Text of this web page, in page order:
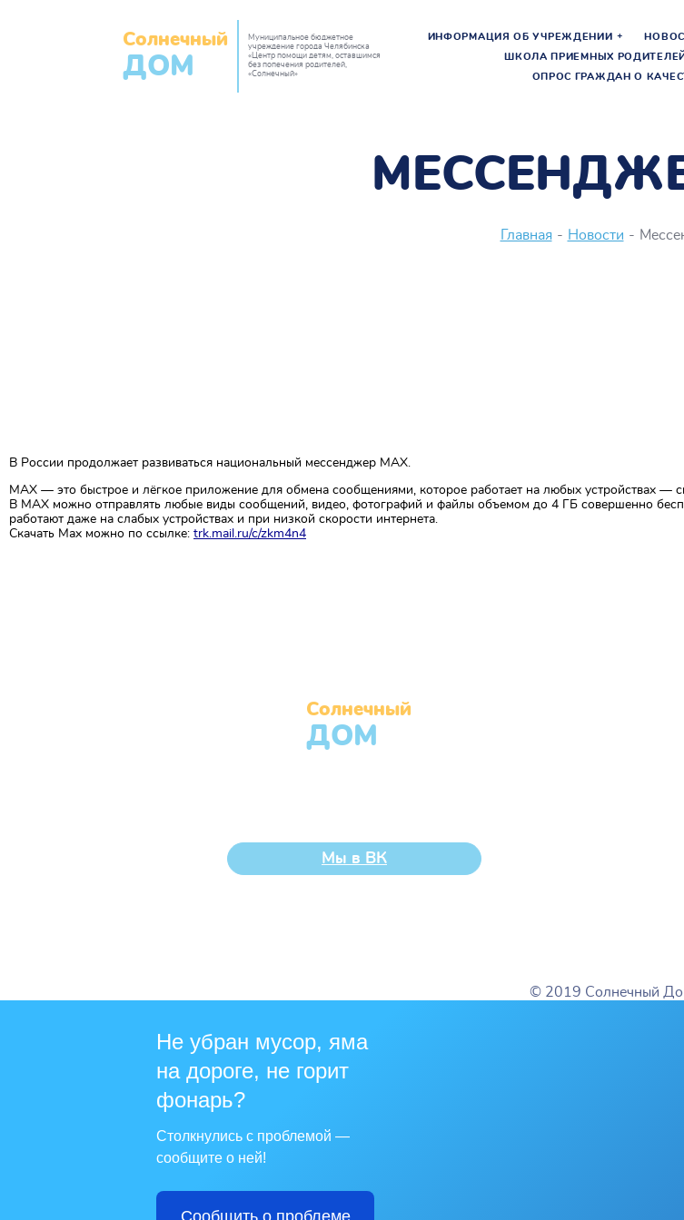
Солнечный
ДОМ
Муниципальное бюджетное
учреждение города Челябинска
«Центр помощи детям, оставшимся
без попечения родителей,
«Солнечный»
ИНФОРМАЦИЯ ОБ УЧРЕЖДЕНИИ
ШКОЛА ПРИЕМНЫХ
ОПРОС ГРАЖДАН О
Главная - Новости -
В России продолжает развиваться национальный мессенджер MAX.
MAX — это быстрое и лёгкое приложение для обмена сообщениями, которое работает на любых устройствах —
В MAX можно отправлять любые виды сообщений, видео, фотографий и файлы объемом до 4 ГБ совершенно
работают даже на слабых устройствах и при низкой скорости интернета.
Скачать Max можно по ссылке: trk.mail.ru/c/zkm4n4
Солнечный
ДОМ
Мы в ВК
© 2019 Солнечный
Не убран мусор, яма
на дороге, не горит
фонарь?
Столкнулись с проблемой —
сообщите о ней!
Сообщить о проблеме